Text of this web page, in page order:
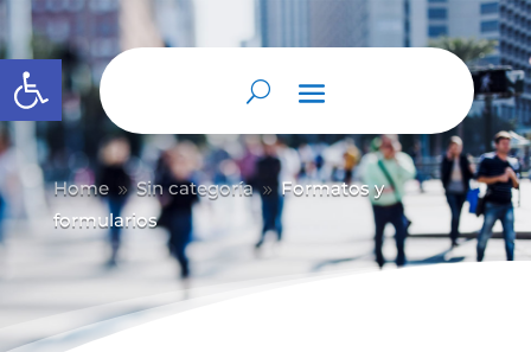
Abrir barra de herramientas
Home 9 Sin categoría 9 Formatos y
formularios